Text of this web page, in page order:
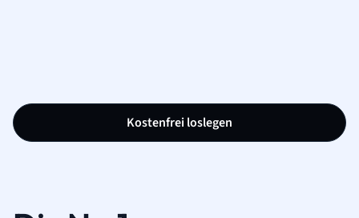
Kostenfrei loslegen